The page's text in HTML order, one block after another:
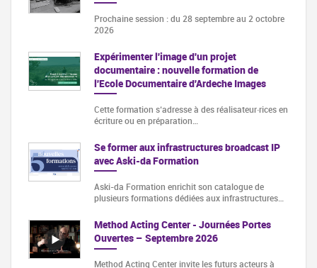
Prochaine session : du 28 septembre au 2 octobre
2026
Expérimenter l'image d'un projet
documentaire : nouvelle formation de
l'Ecole Documentaire d'Ardeche Images
Cette formation s‘adresse à des réalisateur·rices en
écriture ou en préparation…
Se former aux infrastructures broadcast IP
avec Aski-da Formation
Aski-da Formation enrichit son catalogue de
plusieurs formations dédiées aux infrastructures…
Method Acting Center - Journées Portes
Ouvertes – Septembre 2026
Method Acting Center invite les futurs acteurs à